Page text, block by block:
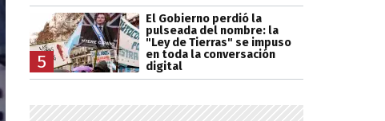
5
El Gobierno perdió la
pulseada del nombre: la
"Ley de Tierras" se impuso
en toda la conversación
digital